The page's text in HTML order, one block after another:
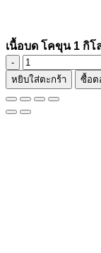
เนื้อบด โคขุน 1 กิโ
จำนวน
เนื้อ
บด
โค
หยิบใส่ตะกร้า ซื้อต